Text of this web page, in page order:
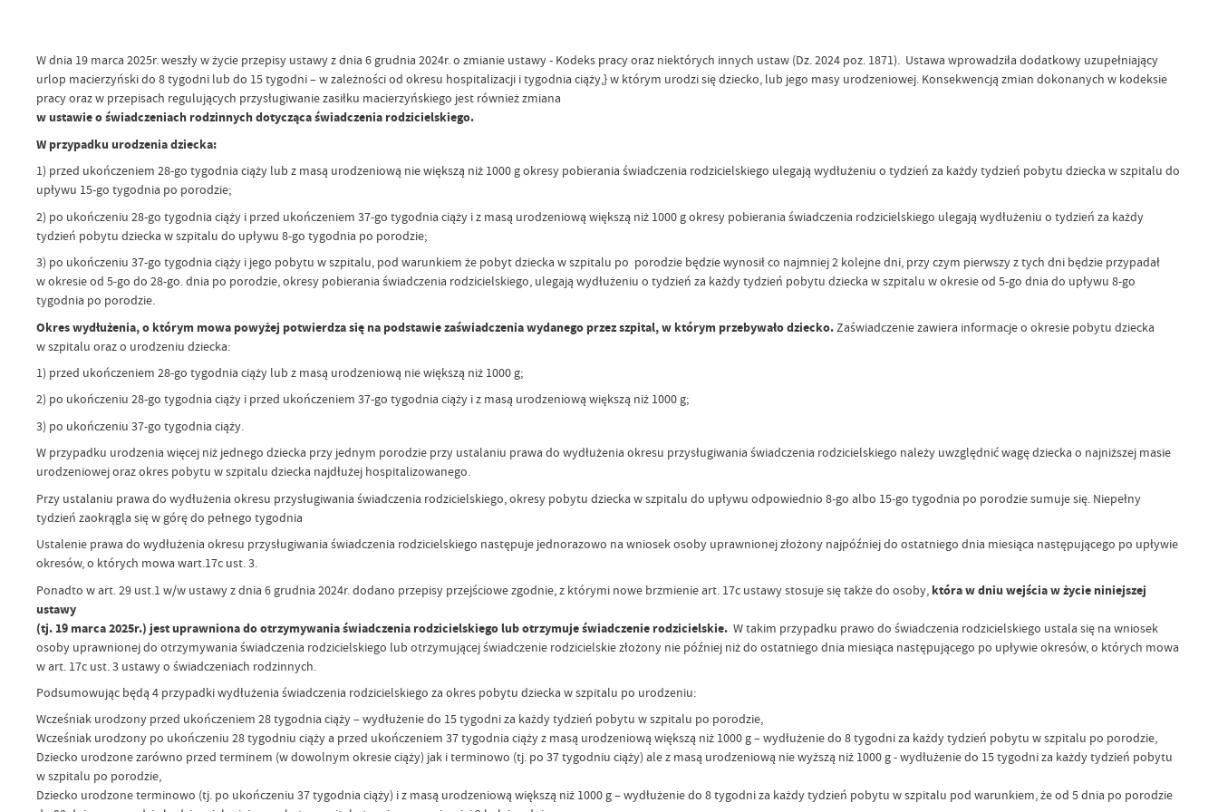
W dnia 19 marca 2025r. weszły w życie przepisy ustawy z dnia 6 grudnia 2024r. o zmianie ustawy - Kodeks pracy oraz niektórych innych ustaw (Dz. 2024 poz. 1871). Ustawa wprowadziła dodatkowy uzupełniający
urlop macierzyński do 8 tygodni lub do 15 tygodni – w zależności od okresu hospitalizacji i tygodnia ciąży,} w którym urodzi się dziecko, lub jego masy urodzeniowej. Konsekwencją zmian dokonanych w kodeksie
pracy oraz w przepisach regulujących przysługiwanie zasiłku macierzyńskiego jest również zmiana
w ustawie o świadczeniach rodzinnych dotycząca świadczenia rodzicielskiego.
W przypadku urodzenia dziecka:
1) przed ukończeniem 28-go tygodnia ciąży lub z masą urodzeniową nie większą niż 1000 g okresy pobierania świadczenia rodzicielskiego ulegają wydłużeniu o tydzień za każdy tydzień pobytu dziecka w szpitalu do
upływu 15-go tygodnia po porodzie;
2) po ukończeniu 28-go tygodnia ciąży i przed ukończeniem 37-go tygodnia ciąży i z masą urodzeniową większą niż 1000 g okresy pobierania świadczenia rodzicielskiego ulegają wydłużeniu o tydzień za każdy
tydzień pobytu dziecka w szpitalu do upływu 8-go tygodnia po porodzie;
3) po ukończeniu 37-go tygodnia ciąży i jego pobytu w szpitalu, pod warunkiem że pobyt dziecka w szpitalu po porodzie będzie wynosił co najmniej 2 kolejne dni, przy czym pierwszy z tych dni będzie przypadał
w okresie od 5-go do 28-go. dnia po porodzie, okresy pobierania świadczenia rodzicielskiego, ulegają wydłużeniu o tydzień za każdy tydzień pobytu dziecka w szpitalu w okresie od 5-go dnia do upływu 8-go
tygodnia po porodzie.
Okres wydłużenia, o którym mowa powyżej potwierdza się na podstawie zaświadczenia wydanego przez szpital, w którym przebywało dziecko.Zaświadczenie zawiera informacje o okresie pobytu dziecka
w szpitalu oraz o urodzeniu dziecka:
1) przed ukończeniem 28-go tygodnia ciąży lub z masą urodzeniową nie większą niż 1000 g;
2) po ukończeniu 28-go tygodnia ciąży i przed ukończeniem 37-go tygodnia ciąży i z masą urodzeniową większą niż 1000 g;
3) po ukończeniu 37-go tygodnia ciąży.
W przypadku urodzenia więcej niż jednego dziecka przy jednym porodzie przy ustalaniu prawa do wydłużenia okresu przysługiwania świadczenia rodzicielskiego należy uwzględnić wagę dziecka o najniższej masie
urodzeniowej oraz okres pobytu w szpitalu dziecka najdłużej hospitalizowanego.
Przy ustalaniu prawa do wydłużenia okresu przysługiwania świadczenia rodzicielskiego, okresy pobytu dziecka w szpitalu do upływu odpowiednio 8-go albo 15-go tygodnia po porodzie sumuje się. Niepełny
tydzień zaokrągla się w górę do pełnego tygodnia
Ustalenie prawa do wydłużenia okresu przysługiwania świadczenia rodzicielskiego następuje jednorazowo na wniosek osoby uprawnionej złożony najpóźniej do ostatniego dnia miesiąca następującego po upływie
okresów, o których mowa wart.17c ust. 3.
Ponadto w art. 29 ust.1 w/w ustawy z dnia 6 grudnia 2024r. dodano przepisy przejściowe zgodnie, z którymi nowe brzmienie art. 17c ustawy stosuje się także do osoby, która w dniu wejścia w życie niniejszej
ustawy
(tj. 19 marca 2025r.) jest uprawniona do otrzymywania świadczenia rodzicielskiego lub otrzymuje świadczenie rodzicielskie. W takim przypadku prawo do świadczenia rodzicielskiego ustala się na wniosek
osoby uprawnionej do otrzymywania świadczenia rodzicielskiego lub otrzymującej świadczenie rodzicielskie złożony nie później niż do ostatniego dnia miesiąca następującego po upływie okresów, o których mowa
w art. 17c ust. 3 ustawy o świadczeniach rodzinnych.
Podsumowując będą 4 przypadki wydłużenia świadczenia rodzicielskiego za okres pobytu dziecka w szpitalu po urodzeniu:
Wcześniak urodzony przed ukończeniem 28 tygodnia ciąży – wydłużenie do 15 tygodni za każdy tydzień pobytu w szpitalu po porodzie,
Wcześniak urodzony po ukończeniu 28 tygodniu ciąży a przed ukończeniem 37 tygodnia ciąży z masą urodzeniową większą niż 1000 g – wydłużenie do 8 tygodni za każdy tydzień pobytu w szpitalu po porodzie,
Dziecko urodzone zarówno przed terminem (w dowolnym okresie ciąży) jak i terminowo (tj. po 37 tygodniu ciąży) ale z masą urodzeniową nie wyższą niż 1000 g - wydłużenie do 15 tygodni za każdy tydzień pobytu
w szpitalu po porodzie,
Dziecko urodzone terminowo (tj. po ukończeniu 37 tygodnia ciąży) i z masą urodzeniową większą niż 1000 g – wydłużenie do 8 tygodni za każdy tydzień pobytu w szpitalu pod warunkiem, że od 5 dnia po porodzie